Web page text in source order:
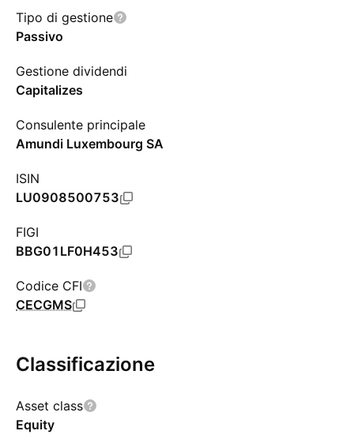
Tipo di gestione
Passivo
Gestione dividendi
Capitalizes
Consulente principale
Amundi Luxembourg SA
ISIN
LU0908500753
FIGI
BBG01LF0H453
Codice CFI
CECGMS
Classificazione
Asset class
Equity